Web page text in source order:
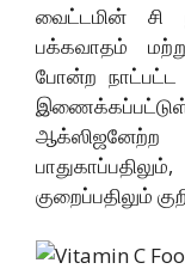
வைட்டமின்
பக்கவாதம்
போன்ற
ஆக்ஸிஜனேற்ற
குறைப்பதிலும்